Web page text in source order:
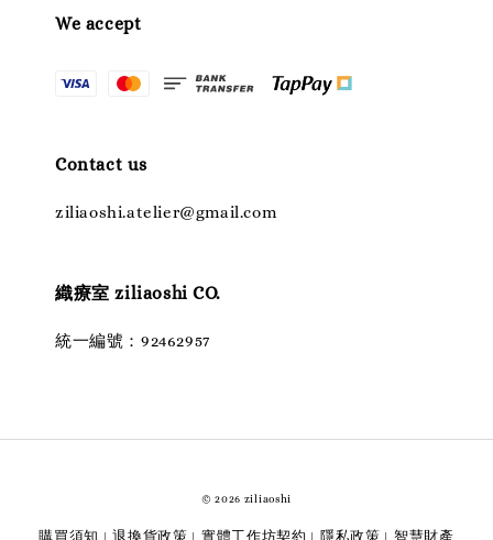
We accept
Contact us
ziliaoshi.atelier@gmail.com
織療室 ziliaoshi CO.
統一編號：92462957
© 2026 ziliaoshi
購買須知 退換貨政策 實體工作坊契約 隱私政策 智慧財產